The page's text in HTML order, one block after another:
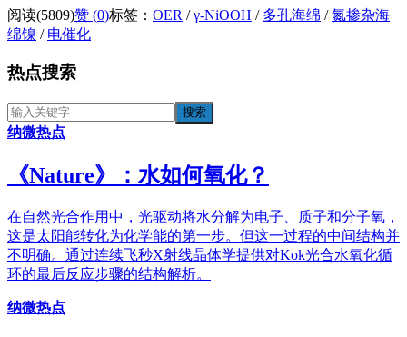
阅读(5809)赞 (0)标签： OER /γ-NiOOH / 多孔海绵 /氮掺杂海
绵镍 / 电催化
热点搜索
纳微热点
《​Nature》：水如何氧化？
在自然光合作用中，光驱动将水分解为电子、质子和分子氧，
这是太阳能转化为化学能的第一步。但这一过程的中间结构并
不明确。通过连续飞秒X射线晶体学提供对Kok光合水氧化循
环的最后反应步骤的结构解析。
纳微热点